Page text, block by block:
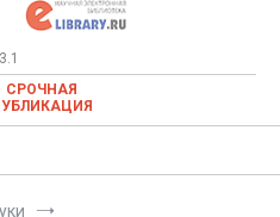
статей в
журнале
публикация научных статей в
научном журнале
СРОЧНАЯ